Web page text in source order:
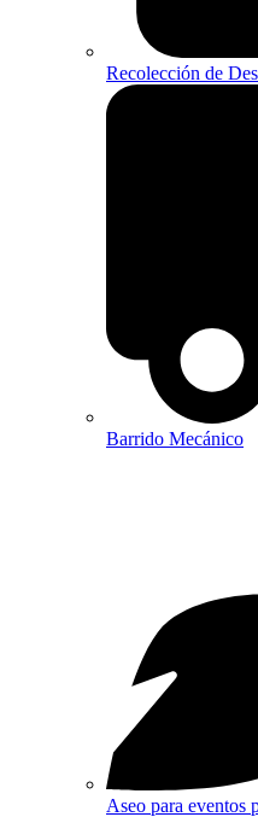
Recolección de
Barrido Mecánico
Aseo para eventos